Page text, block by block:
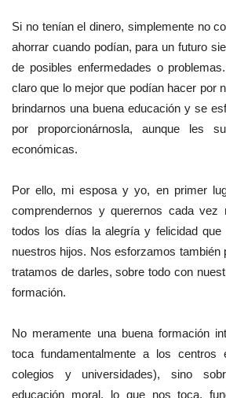
Si no tenían el dinero, simplemente no
ahorrar cuando podían, para un futuro
de posibles enfermedades o
claro que lo mejor que podían hacer por
brindarnos una buena educación y se
por proporcionárnosla, aunque les
económicas.
Por ello, mi esposa y yo, en primer
comprendernos y querernos cada vez
todos los días la alegría y felicidad que
nuestros hijos. Nos esforzamos también
tratamos de darles, sobre todo con
formación.
No meramente una buena formación
toca fundamentalmente a los centros
colegios y universidades), sino
educación moral, lo que nos toca,